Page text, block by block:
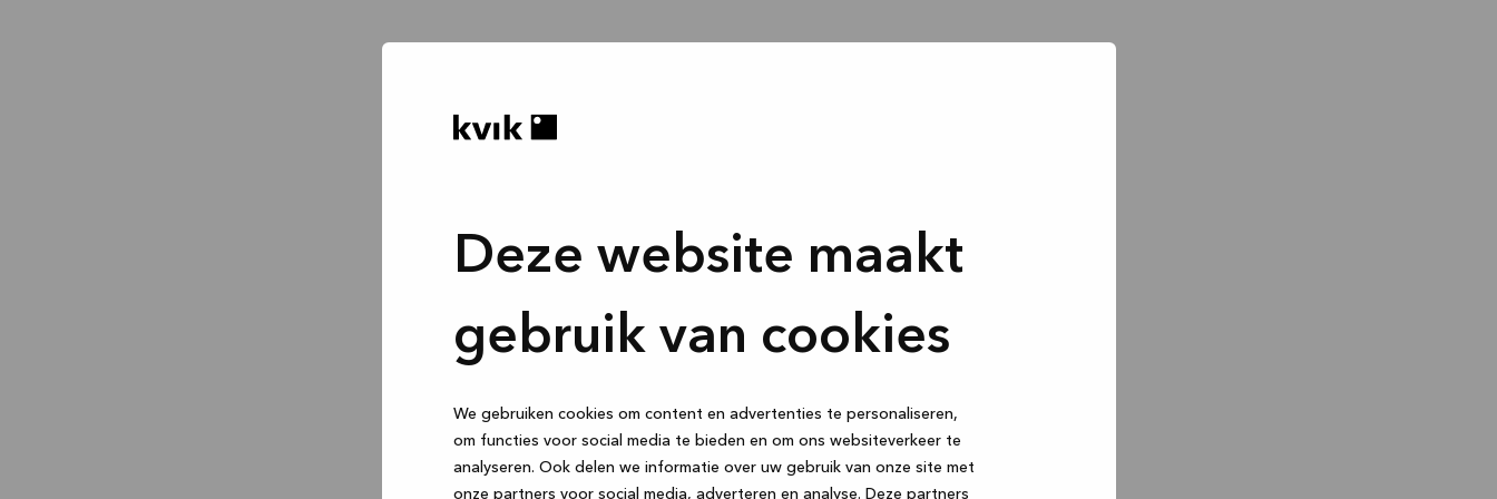
Deze website maakt
gebruik van cookies
We gebruiken cookies om content en advertenties te personaliseren,
om functies voor social media te bieden en om ons websiteverkeer te
analyseren. Ook delen we informatie over uw gebruik van onze site met
onze partners voor social media, adverteren en analyse. Deze partners